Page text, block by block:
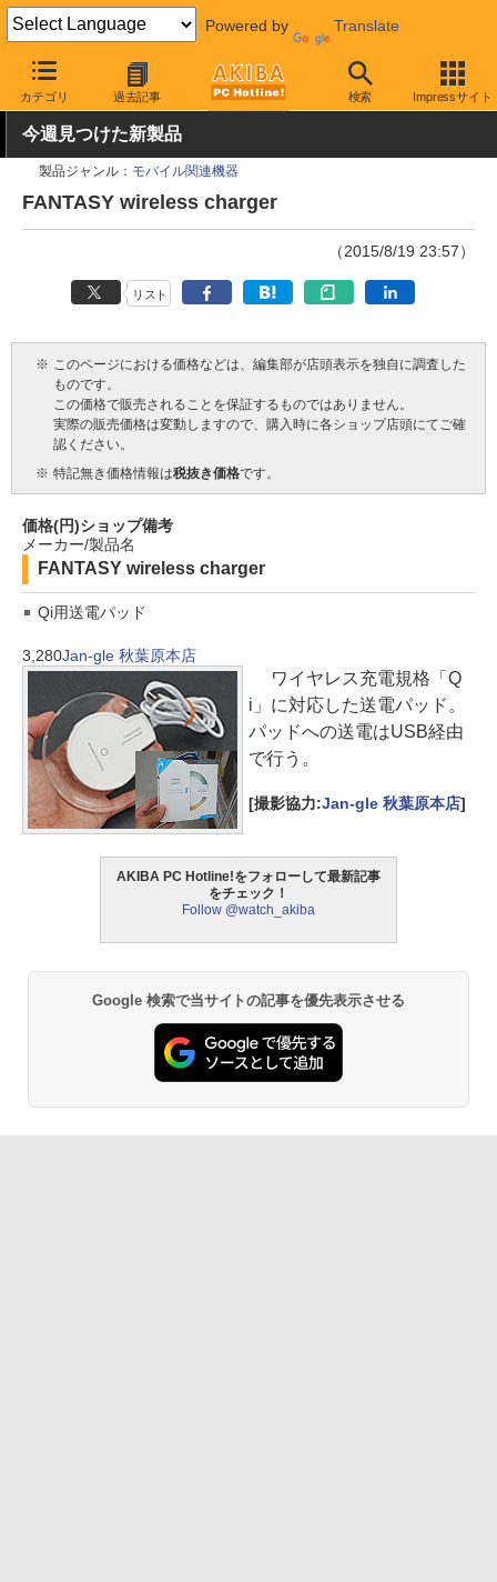
Powered by Translate
カテゴリ 過去記事 検索 Impressサイト
AKIBA PC Hotline! モバイル モバイルバッテリー・充電器 Qi対
今週見つけた新製品
製品ジャンル： モバイル関連機器
FANTASY wireless charger
（2015/8/19 23:57）
リスト
※ このページにおける価格などは、編集部が店頭表示を独自に調査した
ものです。
この価格で販売されることを保証するものではありません。
実際の販売価格は変動しますので、購入時に各ショップ店頭にてご確
認ください。
※ 特記無き価格情報は税抜き価格です。
価格(円)ショップ備考
メーカー/製品名
FANTASY wireless charger
Qi用送電パッド
3,280Jan-gle 秋葉原本店
ワイヤレス充電規格「Q
i」に対応した送電パッド。
パッドへの送電はUSB経由
で行う。
[撮影協力:Jan-gle 秋葉原本店]
AKIBA PC Hotline!をフォローして最新記事
をチェック！
Follow @watch_akiba
Google 検索で当サイトの記事を優先表示させる